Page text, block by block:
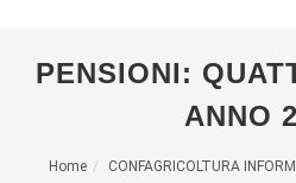
PENSIONI:
ANNO
Home CONFAGRICOLTURA